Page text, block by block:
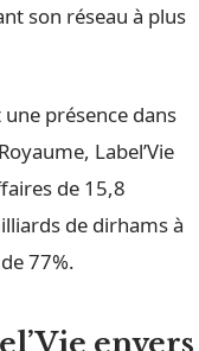
son réseau à plus
présence dans
Label’Vie
de 15,8
de dirhams à
77%.
envers